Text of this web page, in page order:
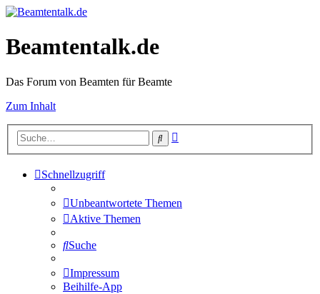
Beamtentalk.de
Das Forum von Beamten für Beamte
Zum Inhalt
Suche
Schnellzugriff
Unbeantwortete Themen
Aktive Themen
Suche
Impressum
Beihilfe-App